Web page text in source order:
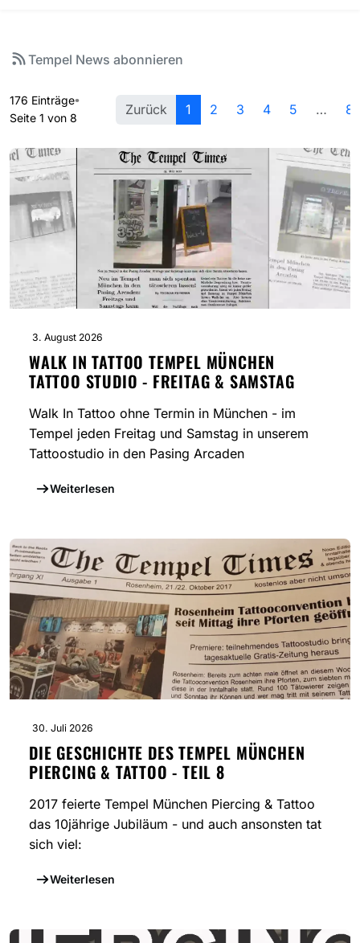
Tempel News abonnieren
176 Einträge
Seite 1 von 8
Zurück 1 2 3 4 5 … 8
3. August 2026
WALK IN TATTOO TEMPEL MÜNCHEN
TATTOO STUDIO - FREITAG & SAMSTAG
Walk In Tattoo ohne Termin in München - im
Tempel jeden Freitag und Samstag in unserem
Tattoostudio in den Pasing Arcaden
Weiterlesen
30. Juli 2026
DIE GESCHICHTE DES TEMPEL MÜNCHEN
PIERCING & TATTOO - TEIL 8
2017 feierte Tempel München Piercing & Tattoo
das 10jährige Jubiläum - und auch ansonsten tat
sich viel:
Weiterlesen